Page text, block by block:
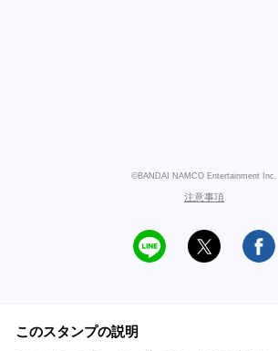
©BANDAI NAMCO Entertainment Inc.
注意事項
このスタンプの説明